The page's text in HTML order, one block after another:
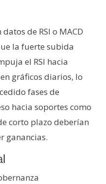
de RSI o MACD
la fuerte subida
el RSI hacia
gráficos diarios, lo
fases de
hacia soportes como
corto plazo deberían
ganancias.